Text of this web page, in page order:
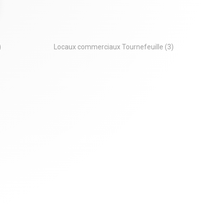
Locaux commerciaux Tournefeuille (3)